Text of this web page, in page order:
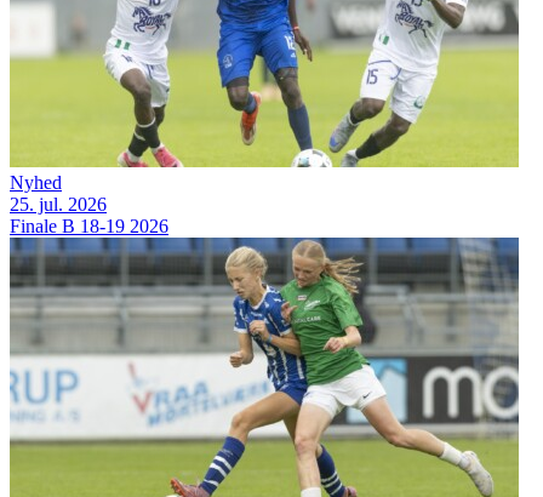
Nyhed
25. jul. 2026
Finale B 18-19 2026